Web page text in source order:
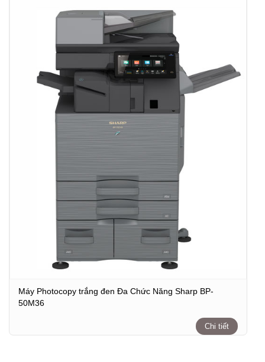
Máy Photocopy trắng đen Đa Chức Năng Sharp BP-
50M36
Chi tiết